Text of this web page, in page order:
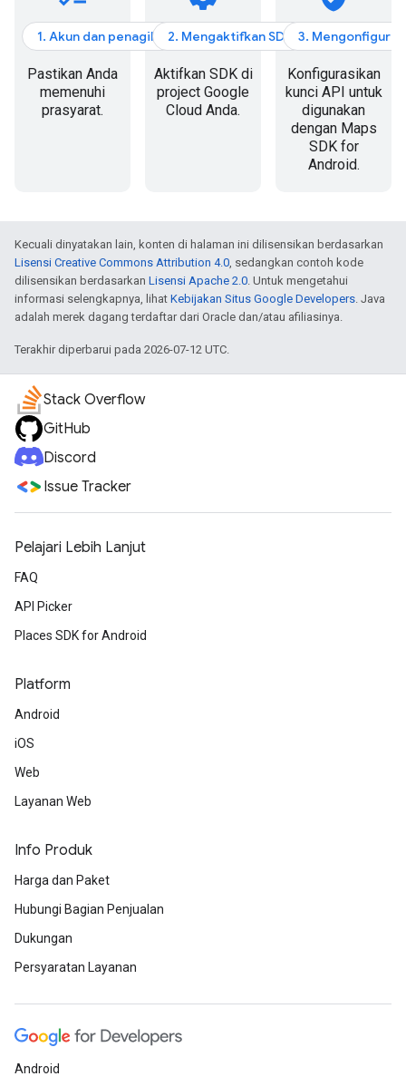
1. Akun dan penagihan
Pastikan Anda
memenuhi
prasyarat.
2. Mengaktifkan SDK
Aktifkan SDK di
project Google
Cloud Anda.
3.
Konfigurasikan
kunci API untuk
digunakan
dengan Maps
SDK for
Android.
Kecuali dinyatakan lain, konten di halaman ini dilisensikan berdasarkan
Lisensi Creative Commons Attribution 4.0, sedangkan contoh kode
dilisensikan berdasarkan Lisensi Apache 2.0. Untuk mengetahui
informasi selengkapnya, lihat Kebijakan Situs Google Developers. Java
adalah merek dagang terdaftar dari Oracle dan/atau afiliasinya.
Terakhir diperbarui pada 2026-07-12 UTC.
Stack Overflow
GitHub
Discord
Issue Tracker
Pelajari Lebih Lanjut
FAQ
API Picker
Places SDK for Android
Platform
Android
iOS
Web
Layanan Web
Info Produk
Harga dan Paket
Hubungi Bagian Penjualan
Dukungan
Persyaratan Layanan
Android